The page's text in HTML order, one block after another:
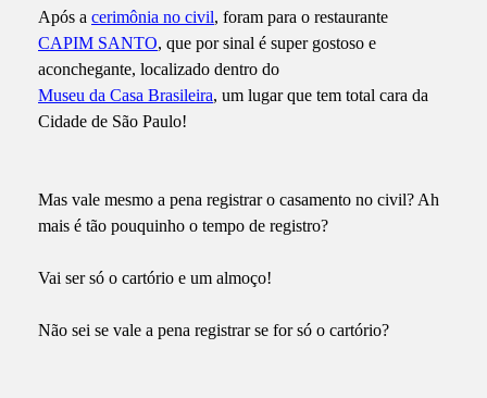
Após a cerimônia no civil, foram para o restaurante
CAPIM SANTO, que por sinal é super gostoso e
aconchegante, localizado dentro do
Museu da Casa Brasileira, um lugar que tem total cara da
Cidade de São Paulo!
Mas vale mesmo a pena registrar o casamento no civil? Ah
mais é tão pouquinho o tempo de registro?
Vai ser só o cartório e um almoço!
Não sei se vale a pena registrar se for só o cartório?